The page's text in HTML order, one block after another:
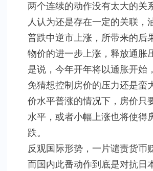
两个连续的动作没有太大的关
人认为还是存在一定的关联，
普跌中逆市上涨，所带来的后
物价的进一步上涨，释放通胀
是说，今年开年将以通胀开始
免猜想控制房价的压力还是蛮
价水平普涨的情况下，房价只
水平，或者小幅上涨也将使得
跌。
反观国际形势，一片谴责货币
而国内此番动作到底是对抗日